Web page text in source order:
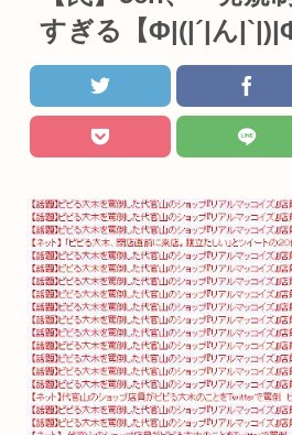
すぎる【Φ|(|´|ん